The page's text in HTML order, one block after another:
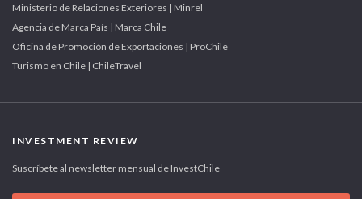
Ministerio de Relaciones Exteriores | Minrel
Agencia de Marca País | Marca Chile
Oficina de Promoción de Exportaciones | ProChile
Turismo en Chile | ChileTravel
INVESTMENT REVIEW
Suscríbete al newsletter mensual de InvestChile